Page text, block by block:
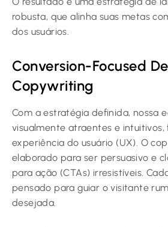
robusta, que alinha suas metas
dos usuários.
Conversion-Focused
Copywriting
Com a estratégia definida, nossa
visualmente atraentes e intuitivos,
experiência do usuário (UX). O
elaborado para ser persuasivo e
para ação (CTAs) irresistíveis.
pensado para guiar o visitante
desejada.